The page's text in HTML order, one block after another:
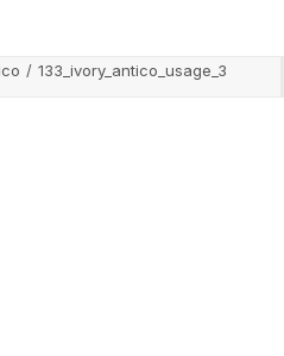
133_ivory_antico_usage_3